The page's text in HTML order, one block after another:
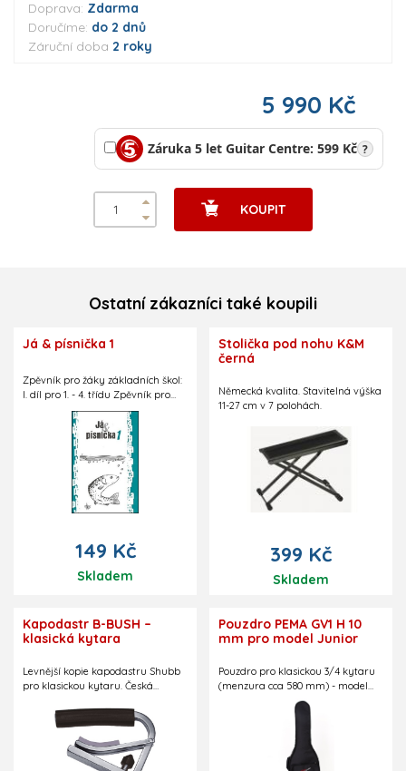
Doprava: Zdarma
Doručíme: do 2 dnů
Záruční doba 2 roky
5 990 Kč
Záruka 5 let Guitar Centre: 599 Kč ?
KOUPIT
Ostatní zákazníci také koupili
Já & písnička 1
Zpěvník pro žáky základních škol:
I. díl pro 1. - 4. třídu Zpěvník pro
děti od 5 do 9 let obsahuje 150
hlavně lidových, ale i tramských
písní a koled. Vhodné pro
kytaristy (akordové hmaty i
doporučené rytmy), klavíristy (na
jednu ruku) nebo flétnisty. Jedná
se o nové vydání knihy Já,
písnička 1.-4.tř(zelená). Počet stran:
149 Kč
Skladem
Stolička pod nohu K&M
černá
Německá kvalita. Stavitelná výška
11-27 cm v 7 polohách.
399 Kč
Skladem
Kapodastr B-BUSH –
klasická kytara
Levnější kopie kapodastru Shubb
pro klasickou kytaru. Česká
Pouzdro PEMA GV1 H 10
mm pro model Junior
Pouzdro pro klasickou 3/4 kytaru
(menzura cca 580 mm) - model
Junior. Dva dobře polstrované
stavitelné popruhy na záda.
Reflexní pruhy. Černé, s logem
Guitar Centre. Kapsička na notový
materiál. Polstrování 10 mm.